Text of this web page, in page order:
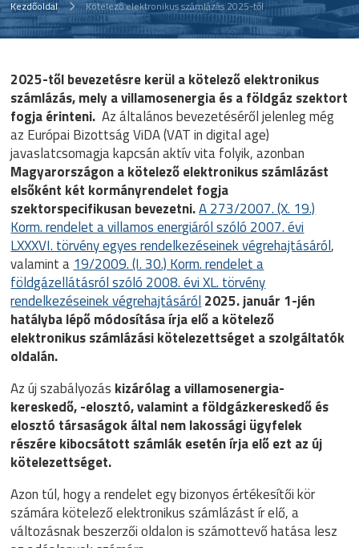
Kezdőoldal Kötelező elektronikus számlázás 2025-től
2025-től bevezetésre kerül a kötelező elektronikus
számlázás, melya villamosenergia és a földgáz szektort
fogja érinteni. Az általános bevezetéséről jelenleg még
az Európai Bizottság ViDA (VAT in digital age)
javaslatcsomagja kapcsán aktív vita folyik, azonban
Magyarországon a kötelező elektronikus számlázást
elsőként két kormányrendelet fogja
szektorspecifikusan bevezetni.A 273/2007. (X. 19.)
Korm. rendelet a villamos energiáról szóló 2007. évi
LXXXVI. törvény egyes rendelkezéseinek végrehajtásáról,
valamint a 19/2009. (I. 30.) Korm. rendelet a
földgázellátásról szóló 2008. évi XL. törvény
rendelkezéseinek végrehajtásáról 2025. január 1-jén
hatályba lépő módosítása írja elő a kötelező
elektronikus számlázási kötelezettséget a szolgáltatók
oldalán.
Az új szabályozás kizárólag a villamosenergia-
kereskedő, -elosztó, valamint a földgázkereskedő és
elosztó társaságok által nem lakossági ügyfelek
részére kibocsátott számlák esetén írja elő ezt az új
kötelezettséget.
Azon túl, hogy a rendelet egy bizonyos értékesítői kör
számára kötelező elektronikus számlázást ír elő, a
változásnak beszerzői oldalon is számottevő hatása lesz